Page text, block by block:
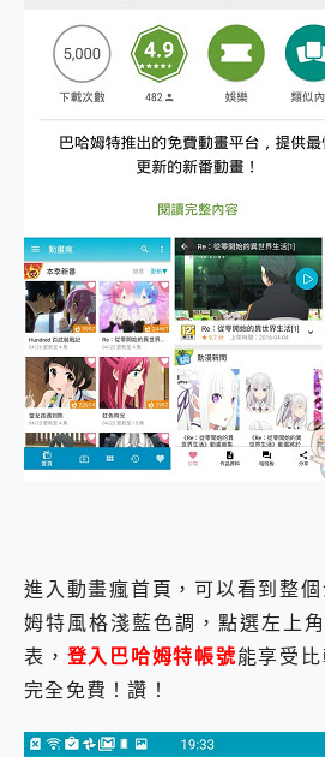
進入動畫瘋首頁，可以看到整
姆特風格淺藍色調，點選左上
表， 登入巴哈姆特帳號能享受
完全免費！讚！